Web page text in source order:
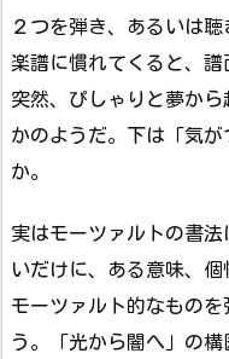
２つを弾き、あるいは聴
楽譜に慣れてくると、譜
突然、ぴしゃりと夢か
かのようだ。下は「気
か。
実はモーツァルトの書
いだけに、ある意味、個
モーツァルト的なもの
う。「光から闇へ」の